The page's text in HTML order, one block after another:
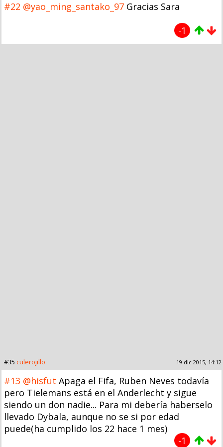
#22 @yao_ming_santako_97 Gracias Sara
-1
#35 culerojillo 19 dic 2015, 14:12
#13 @hisfut Apaga el Fifa, Ruben Neves todavía
pero Tielemans está en el Anderlecht y sigue
siendo un don nadie... Para mi debería haberselo
llevado Dybala, aunque no se si por edad
puede(ha cumplido los 22 hace 1 mes)
-1